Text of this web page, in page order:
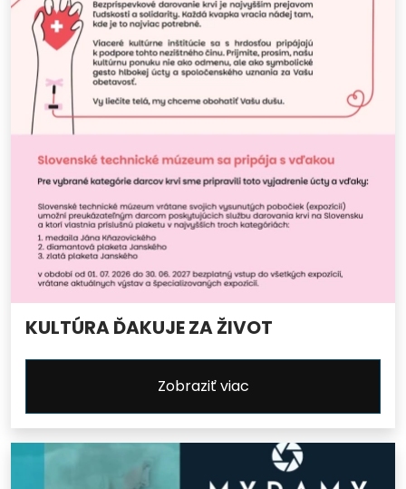
KULTÚRA ĎAKUJE ZA ŽIVOT
Zobraziť viac